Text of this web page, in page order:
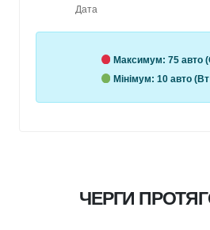
Максимум: 75 авто
Мінімум: 10 авто
ЧЕРГИ